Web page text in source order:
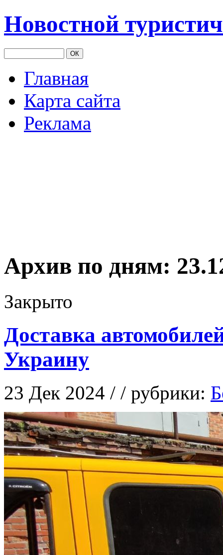
Новостной
Главная
Карта сайта
Реклама
Архив по дням:
Закрыто
Доставка
Украину
23 Дек 2024 / / рубрики: